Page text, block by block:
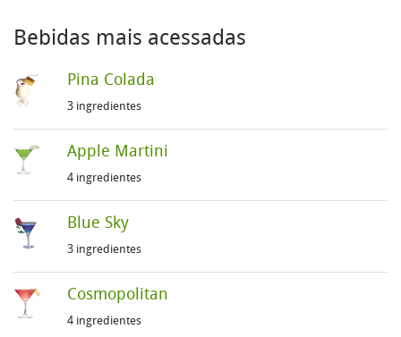
Bebidas mais acessadas
Pina Colada
3 ingredientes
Apple Martini
4 ingredientes
Blue Sky
3 ingredientes
Cosmopolitan
4 ingredientes